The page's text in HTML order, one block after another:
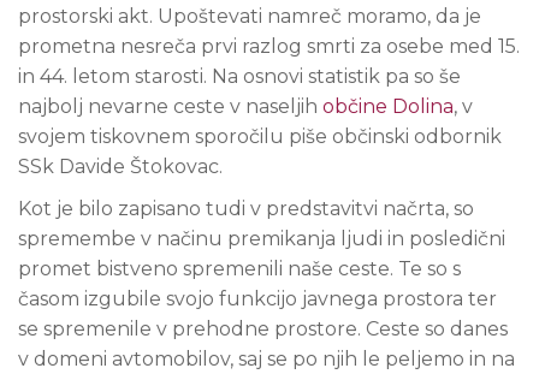
prostorski akt. Upoštevati namreč moramo, da je
prometna nesreča prvi razlog smrti za osebe med 15.
in 44. letom starosti. Na osnovi statistik pa so še
najbolj nevarne ceste v naseljih občine Dolina, v
svojem tiskovnem sporočilu piše občinski odbornik
SSk Davide Štokovac.
Kot je bilo zapisano tudi v predstavitvi načrta, so
spremembe v načinu premikanja ljudi in posledični
promet bistveno spremenili naše ceste. Te so s
časom izgubile svojo funkcijo javnega prostora ter
se spremenile v prehodne prostore. Ceste so danes
v domeni avtomobilov, saj se po njih le peljemo in na